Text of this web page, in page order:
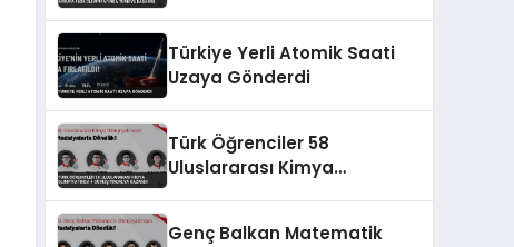
Türkiye Yerli Atomik Saati
Uzaya Gönderdi
Türk Öğrenciler 58
Uluslararası Kimya
Genç Balkan Matematik